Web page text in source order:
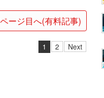
ージ目へ(有料記事)
1 2 Next